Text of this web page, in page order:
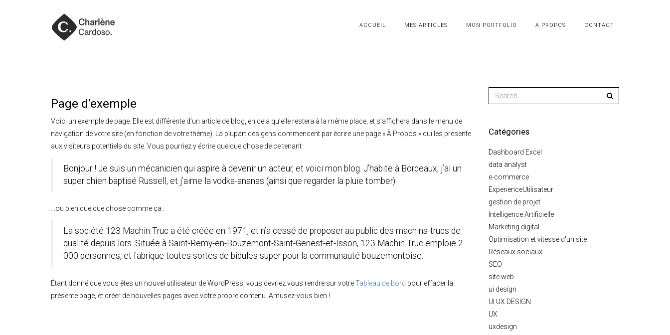
ACCUEIL MES ARTICLES MON PORTFOLIO A PROPOS CONTACT
Page d’exemple
Voici un exemple de page. Elle est différente d’un article de blog, en cela qu’elle restera à la même place, et s’affichera dans le menu de
navigation de votre site (en fonction de votre thème). La plupart des gens commencent par écrire une page « À Propos » qui les présente
aux visiteurs potentiels du site. Vous pourriez y écrire quelque chose de ce tenant :
Bonjour ! Je suis un mécanicien qui aspire à devenir un acteur, et voici mon blog. J’habite à Bordeaux, j’ai un
super chien baptisé Russell, et j’aime la vodka-ananas (ainsi que regarder la pluie tomber).
…ou bien quelque chose comme ça :
La société 123 Machin Truc a été créée en 1971, et n’a cessé de proposer au public des machins-trucs de
qualité depuis lors. Située à Saint-Remy-en-Bouzemont-Saint-Genest-et-Isson, 123 Machin Truc emploie 2
000 personnes, et fabrique toutes sortes de bidules super pour la communauté bouzemontoise.
Étant donné que vous êtes un nouvel utilisateur de WordPress, vous devriez vous rendre sur votreTableau de bord pour effacer la
présente page, et créer de nouvelles pages avec votre propre contenu. Amusez-vous bien !
Catégories
Dashboard Excel
data analyst
e-commerce
ExperienceUtilisateur
gestion de projet
Intelligence Artificielle
Marketing digital
Optimisation et vitesse d'un site
Réseaux sociaux
SEO
site web
ui design
UI UX DESIGN
UX
uxdesign